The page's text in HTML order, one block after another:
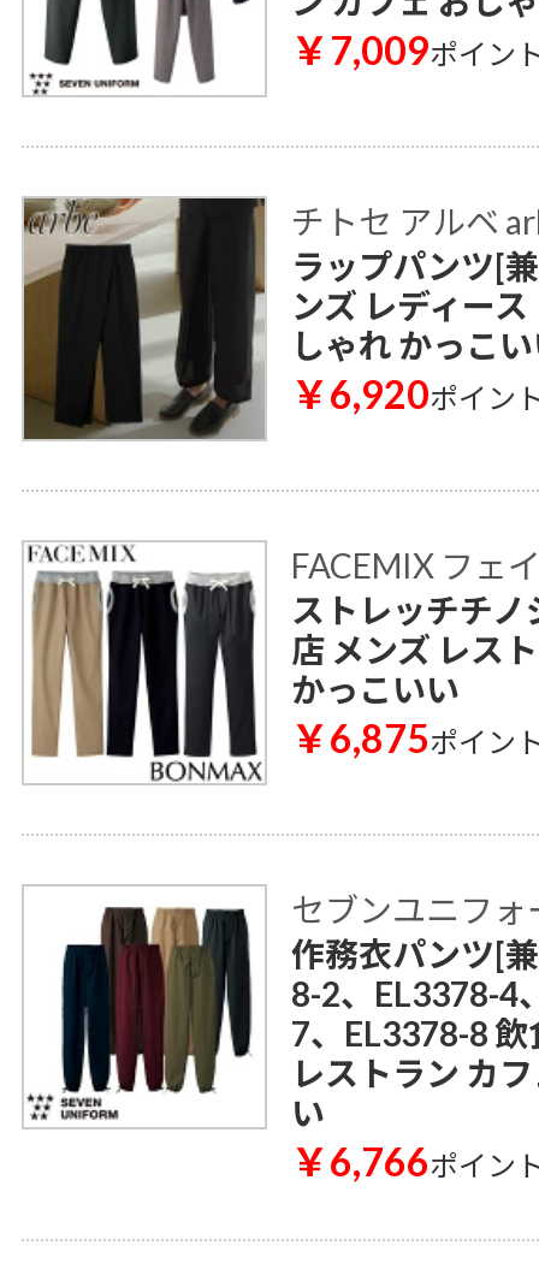
￥7,009ポイン
チトセ アルベ
ラップパンツ[
ンズ レディー
しゃれ かっこ
￥6,920ポイン
FACEMIX フェ
ストレッチチノ
店 メンズ レス
かっこいい
￥6,875ポイン
セブンユニフォ
作務衣パンツ[
8-2、EL3378-4
7、EL3378-8
レストラン カ
い
￥6,766ポイン